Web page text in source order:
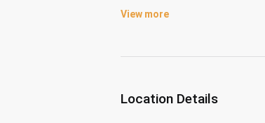
View more
Location Details